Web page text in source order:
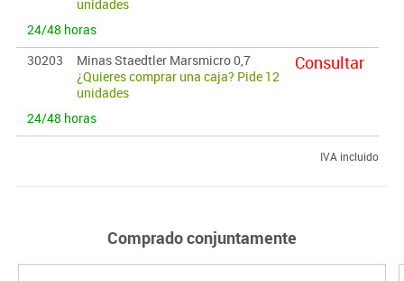
unidades
24/48 horas
30203
Minas Staedtler Marsmicro 0,7
¿Quieres comprar una caja? Pide 12
unidades
24/48 horas
Consultar
IVA incluido
Comprado conjuntamente